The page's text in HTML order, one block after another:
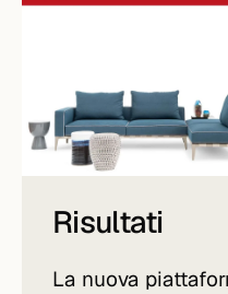
Risultati
La nuova